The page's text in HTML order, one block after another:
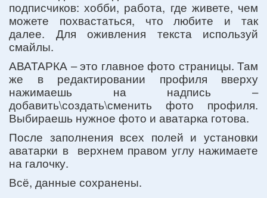
подписчиков: хобби, работа, где живете, чем
можете похвастаться, что любите и так
далее. Для оживления текста используй
смайлы.
АВАТАРКА – это главное фото страницы. Там
же в редактировании профиля вверху
нажимаешь на надпись –
добавить\создать\сменить фото профиля.
Выбираешь нужное фото и аватарка готова.
После заполнения всех полей и установки
аватарки в верхнем правом углу нажимаете
на галочку.
Всё, данные сохранены.